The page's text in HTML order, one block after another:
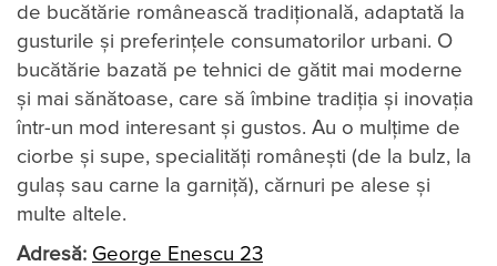
de bucătărie românească tradițională, adaptată la
gusturile și preferințele consumatorilor urbani. O
bucătărie bazată pe tehnici de gătit mai moderne
și mai sănătoase, care să îmbine tradiția și inovația
într-un mod interesant și gustos. Au o mulțime de
ciorbe și supe, specialități românești (de la bulz, la
gulaș sau carne la garniță), cărnuri pe alese și
multe altele.
Adresă: George Enescu 23